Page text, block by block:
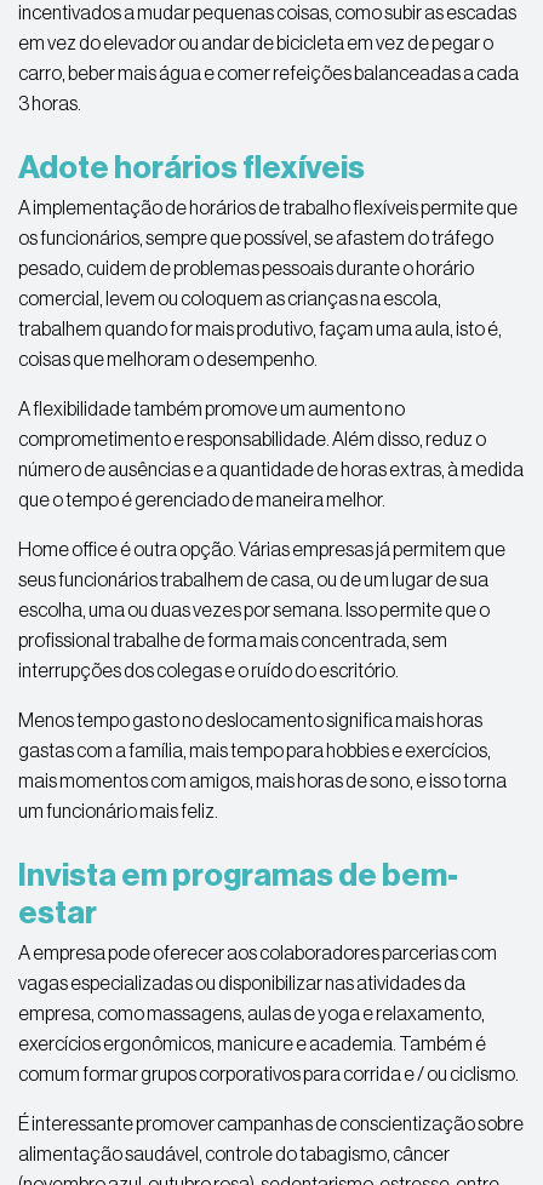
incentivados a mudar pequenas coisas, como subir as escadas
em vez do elevador ou andar de bicicleta em vez de pegar o
carro, beber mais água e comer refeições balanceadas a cada
3 horas.
Adote horários flexíveis
A implementação de horários de trabalho flexíveis permite que
os funcionários, sempre que possível, se afastem do tráfego
pesado, cuidem de problemas pessoais durante o horário
comercial, levem ou coloquem as crianças na escola,
trabalhem quando for mais produtivo, façam uma aula, isto é,
coisas que melhoram o desempenho.
A flexibilidade também promove um aumento no
comprometimento e responsabilidade. Além disso, reduz o
número de ausências e a quantidade de horas extras, à medida
que o tempo é gerenciado de maneira melhor.
Home office é outra opção. Várias empresas já permitem que
seus funcionários trabalhem de casa, ou de um lugar de sua
escolha, uma ou duas vezes por semana. Isso permite que o
profissional trabalhe de forma mais concentrada, sem
interrupções dos colegas e o ruído do escritório.
Menos tempo gasto no deslocamento significa mais horas
gastas com a família, mais tempo para hobbies e exercícios,
mais momentos com amigos, mais horas de sono, e isso torna
um funcionário mais feliz.
Invista em programas de bem-
estar
A empresa pode oferecer aos colaboradores parcerias com
vagas especializadas ou disponibilizar nas atividades da
empresa, como massagens, aulas de yoga e relaxamento,
exercícios ergonômicos, manicure e academia. Também é
comum formar grupos corporativos para corrida e / ou ciclismo.
É interessante promover campanhas de conscientização sobre
alimentação saudável, controle do tabagismo, câncer